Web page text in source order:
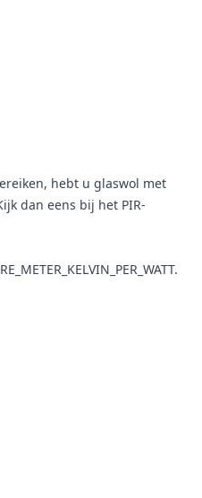
hebt u glaswol met
dan eens bij het PIR-